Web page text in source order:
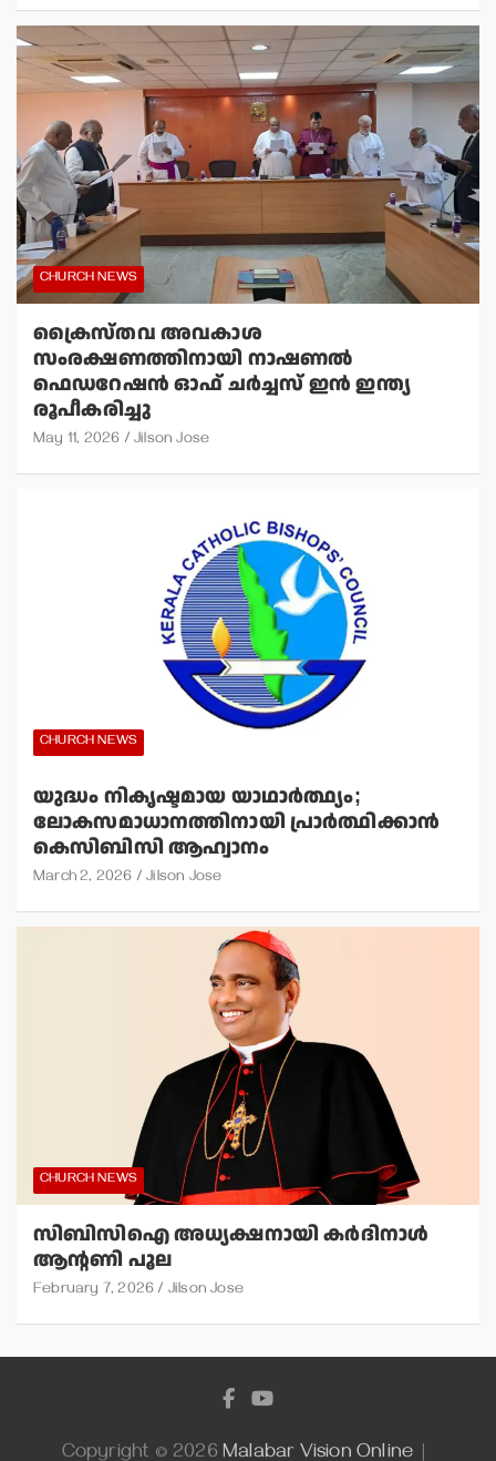
CHURCH NEWS
ക്രൈസ്തവ അവകാശ
സംരക്ഷണത്തിനായി നാഷണല്‍
ഫെഡറേഷന്‍ ഓഫ് ചര്‍ച്ചസ് ഇന്‍ ഇന്ത്യ
രൂപീകരിച്ചു
May 11, 2026 Jilson Jose
CHURCH NEWS
യുദ്ധം നികൃഷ്ടമായ യാഥാര്‍ത്ഥ്യം;
ലോകസമാധാനത്തിനായി പ്രാര്‍ത്ഥിക്കാന്‍
കെസിബിസി ആഹ്വാനം
March 2, 2026 Jilson Jose
CHURCH NEWS
സിബിസിഐ അധ്യക്ഷനായി കര്‍ദിനാള്‍
ആന്റണി പൂല
February 7, 2026 Jilson Jose
Copyright © 2026 Malabar Vision Online